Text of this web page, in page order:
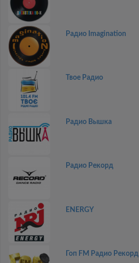
Радио Imagination
Твое Радио
Радио Вышка
Радио Рекорд
ENERGY
Гоп FM Радио Рекорд